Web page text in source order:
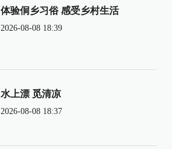
体验侗乡习俗 感受乡村生活
2026-08-08 18:39
水上漂 觅清凉
2026-08-08 18:37